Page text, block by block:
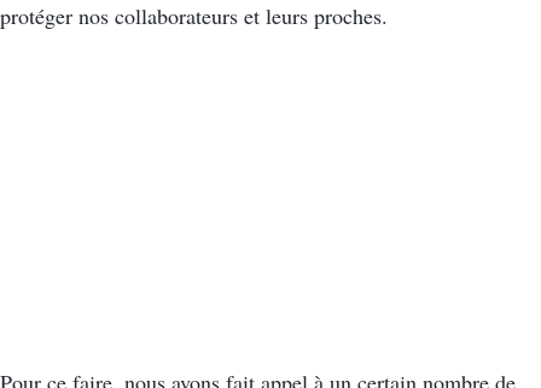
protéger nos collaborateurs et leurs proches.
Pour ce faire, nous avons fait appel à un certain nombre de